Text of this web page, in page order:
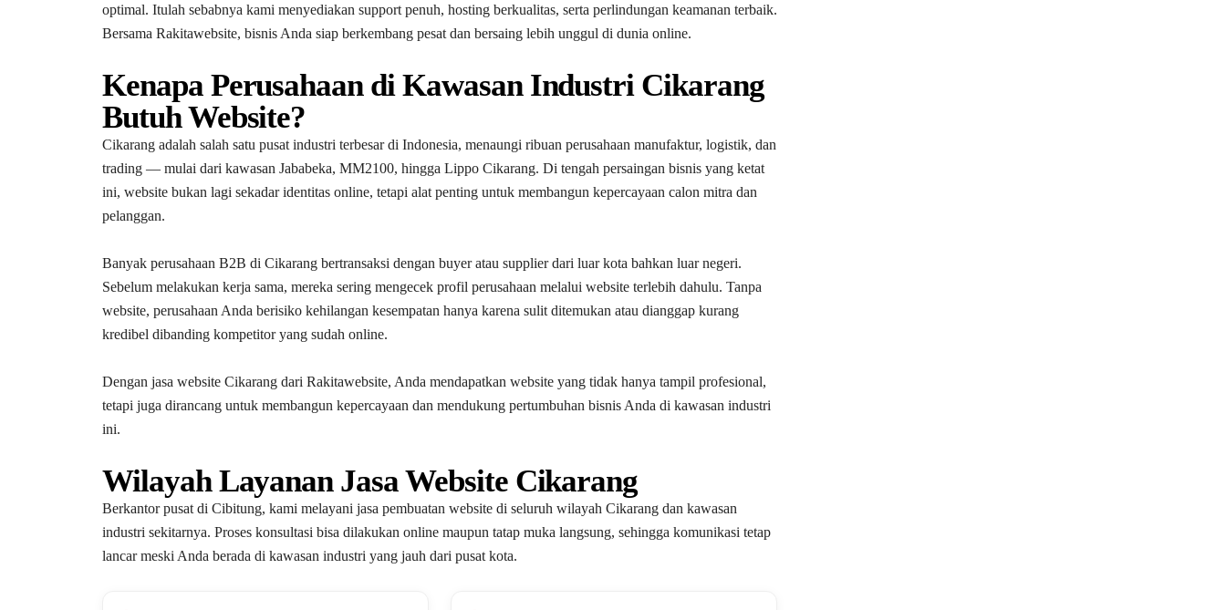
optimal. Itulah sebabnya kami menyediakan support penuh, hosting berkualitas, serta perlindungan keamanan terbaik.
Bersama Rakitawebsite, bisnis Anda siap berkembang pesat dan bersaing lebih unggul di dunia online.
Kenapa Perusahaan di Kawasan Industri Cikarang
Butuh Website?
Cikarang adalah salah satu pusat industri terbesar di Indonesia, menaungi ribuan perusahaan manufaktur, logistik, dan
trading — mulai dari kawasan Jababeka, MM2100, hingga Lippo Cikarang. Di tengah persaingan bisnis yang ketat
ini, website bukan lagi sekadar identitas online, tetapi alat penting untuk membangun kepercayaan calon mitra dan
pelanggan.
Banyak perusahaan B2B di Cikarang bertransaksi dengan buyer atau supplier dari luar kota bahkan luar negeri.
Sebelum melakukan kerja sama, mereka sering mengecek profil perusahaan melalui website terlebih dahulu. Tanpa
website, perusahaan Anda berisiko kehilangan kesempatan hanya karena sulit ditemukan atau dianggap kurang
kredibel dibanding kompetitor yang sudah online.
Dengan jasa website Cikarang dari Rakitawebsite, Anda mendapatkan website yang tidak hanya tampil profesional,
tetapi juga dirancang untuk membangun kepercayaan dan mendukung pertumbuhan bisnis Anda di kawasan industri
ini.
Wilayah Layanan Jasa Website Cikarang
Berkantor pusat di Cibitung, kami melayani jasa pembuatan website di seluruh wilayah Cikarang dan kawasan
industri sekitarnya. Proses konsultasi bisa dilakukan online maupun tatap muka langsung, sehingga komunikasi tetap
lancar meski Anda berada di kawasan industri yang jauh dari pusat kota.